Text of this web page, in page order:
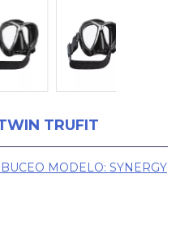
TRUFIT
MODELO: SYNERGY